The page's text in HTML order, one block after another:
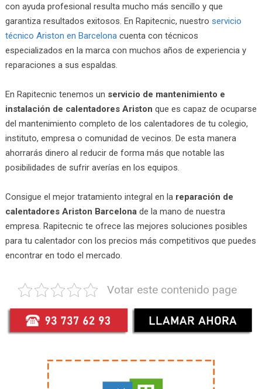
con ayuda profesional resulta mucho más sencillo y que
garantiza resultados exitosos. En Rapitecnic, nuestro servicio
técnico Ariston en Barcelona cuenta con técnicos
especializados en la marca con muchos años de experiencia y
reparaciones a sus espaldas.
En Rapitecnic tenemos un servicio de mantenimiento e
instalación de calentadores Ariston que es capaz de ocuparse
del mantenimiento completo de los calentadores de tu colegio,
instituto, empresa o comunidad de vecinos. De esta manera
ahorrarás dinero al reducir de forma más que notable las
posibilidades de sufrir averías en los equipos.
Consigue el mejor tratamiento integral en la reparación de
calentadores Ariston Barcelonade la mano de nuestra
empresa. Rapitecnic te ofrece las mejores soluciones posibles
para tu calentador con los precios más competitivos que puedes
encontrar en todo el mercado.
Votar este contenido page